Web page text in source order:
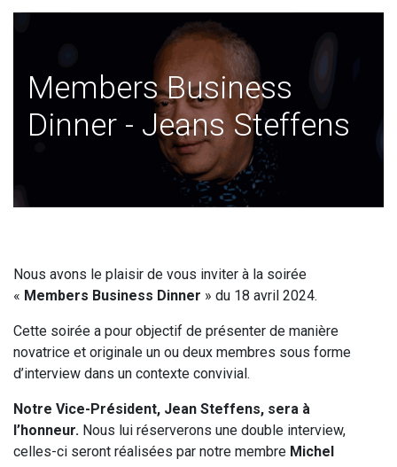
Members Business
Dinner - Jeans Steffens
Nous avons le plaisir de vous inviter à la soirée
« Members Business Dinner » du 18 avril 2024.
Cette soirée a pour objectif de présenter de manière
novatrice et originale un ou deux membres sous forme
d’interview dans un contexte convivial.
Notre Vice-Président, Jean Steffens, sera à
l’honneur. Nous lui réserverons une double interview,
celles-ci seront réalisées par notre membre Michel